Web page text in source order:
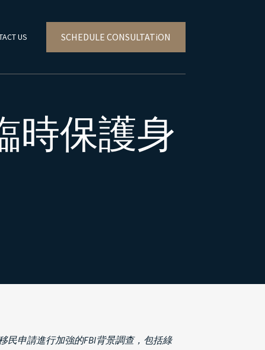
US SCHEDULE CONSULTATiON
時保護身
民申請進行加強的FBI背景調查，包括綠